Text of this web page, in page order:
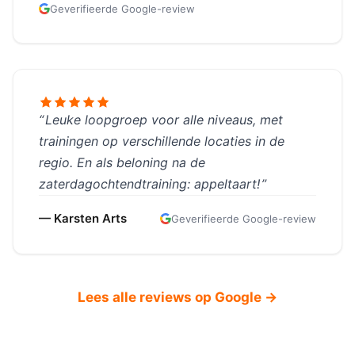
Geverifieerde Google-review
Leuke loopgroep voor alle niveaus, met
trainingen op verschillende locaties in de
regio. En als beloning na de
zaterdagochtendtraining: appeltaart!
— Karsten Arts Geverifieerde Google-review
Lees alle reviews op Google →